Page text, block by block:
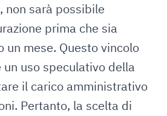
non sarà possibile
prima che sia
un mese. Questo vincolo
uso speculativo della
il carico amministrativo
Pertanto, la scelta di